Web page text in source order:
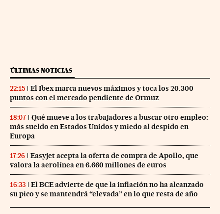
ÚLTIMAS NOTICIAS
22:15
El Ibex marca nuevos máximos y toca los 20.300
puntos con el mercado pendiente de Ormuz
18:07
Qué mueve a los trabajadores a buscar otro empleo:
más sueldo en Estados Unidos y miedo al despido en
Europa
17:26
Easyjet acepta la oferta de compra de Apollo, que
valora la aerolínea en 6.660 millones de euros
16:33
El BCE advierte de que la inflación no ha alcanzado
su pico y se mantendrá “elevada” en lo que resta de año